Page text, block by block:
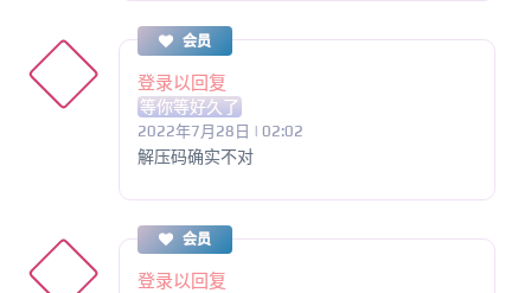
会员
登录以回复
等你等好久了
2022年7月28日 | 02:02
解压码确实不对
会员
登录以回复